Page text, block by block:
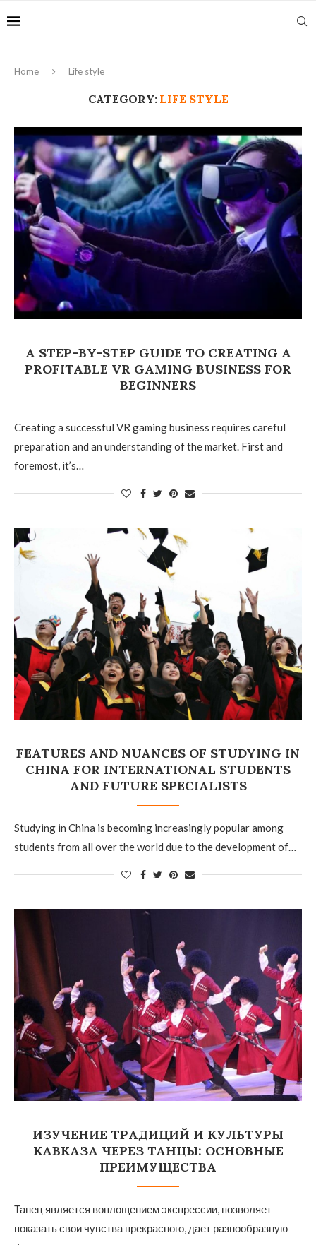
Home Life style
CATEGORY: LIFE STYLE
A STEP-BY-STEP GUIDE TO CREATING A
PROFITABLE VR GAMING BUSINESS FOR
BEGINNERS
Creating a successful VR gaming business requires careful
preparation and an understanding of the market. First and
foremost, it’s…
FEATURES AND NUANCES OF STUDYING IN
CHINA FOR INTERNATIONAL STUDENTS
AND FUTURE SPECIALISTS
Studying in China is becoming increasingly popular among
students from all over the world due to the development of…
ИЗУЧЕНИЕ ТРАДИЦИЙ И КУЛЬТУРЫ
КАВКАЗА ЧЕРЕЗ ТАНЦЫ: ОСНОВНЫЕ
ПРЕИМУЩЕСТВА
Танец является воплощением экспрессии, позволяет
показать свои чувства прекрасного, дает разнообразную